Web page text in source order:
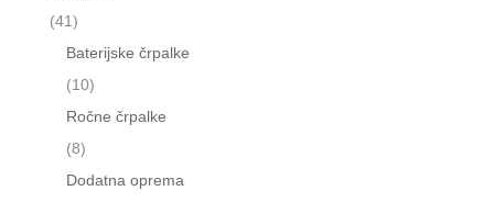
(41)
Baterijske črpalke
(10)
Ročne črpalke
(8)
Dodatna oprema